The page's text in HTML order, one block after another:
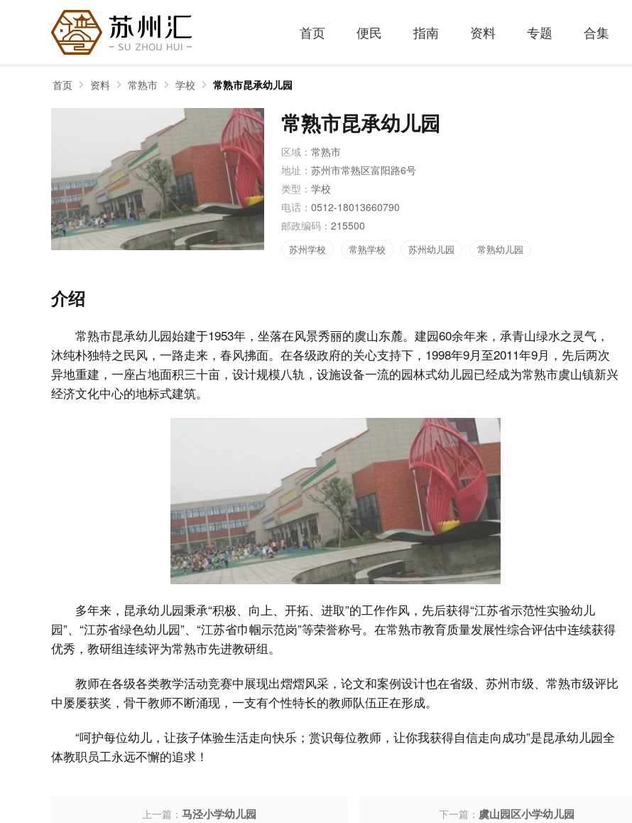
首页 便民 指南 资料 专题 合集
首页 资料 常熟市 学校 常熟市昆承幼儿园
常熟市昆承幼儿园
区域： 常熟市
地址： 苏州市常熟区富阳路6号
类型： 学校
电话： 0512-18013660790
邮政编码： 215500
苏州学校 常熟学校 苏州幼儿园 常熟幼儿园
介绍
常熟市昆承幼儿园始建于1953年，坐落在风景秀丽的虞山东麓。建园60余年来，承青山绿水之灵气，
沐纯朴独特之民风，一路走来，春风拂面。在各级政府的关心支持下，1998年9月至2011年9月，先后两次
异地重建，一座占地面积三十亩，设计规模八轨，设施设备一流的园林式幼儿园已经成为常熟市虞山镇新兴
经济文化中心的地标式建筑。
多年来，昆承幼儿园秉承“积极、向上、开拓、进取”的工作作风，先后获得“江苏省示范性实验幼儿
园”、“江苏省绿色幼儿园”、“江苏省巾帼示范岗”等荣誉称号。在常熟市教育质量发展性综合评估中连续获得
优秀，教研组连续评为常熟市先进教研组。
教师在各级各类教学活动竞赛中展现出熠熠风采，论文和案例设计也在省级、苏州市级、常熟市级评比
中屡屡获奖，骨干教师不断涌现，一支有个性特长的教师队伍正在形成。
“呵护每位幼儿，让孩子体验生活走向快乐；赏识每位教师，让你我获得自信走向成功”是昆承幼儿园全
体教职员工永远不懈的追求！
上一篇： 马泾小学幼儿园 下一篇： 虞山园区小学幼儿园